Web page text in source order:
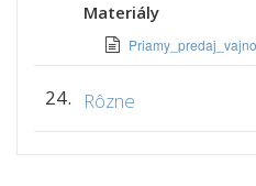
Materiály
24. Rôzne